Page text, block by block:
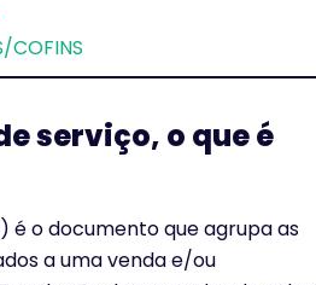
serviço, o que é
é o documento que agrupa as
a uma venda e/ou